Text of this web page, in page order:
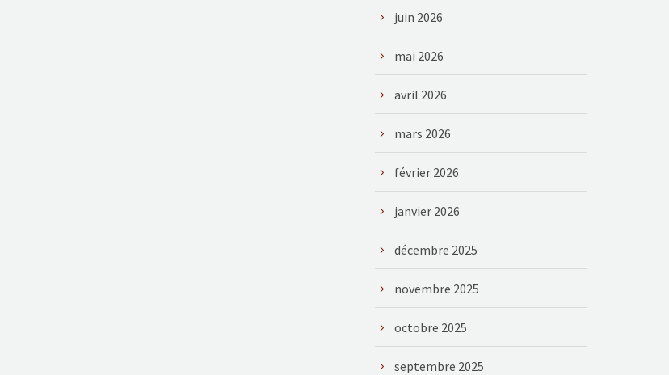
juin 2026
mai 2026
avril 2026
mars 2026
février 2026
janvier 2026
décembre 2025
novembre 2025
octobre 2025
septembre 2025